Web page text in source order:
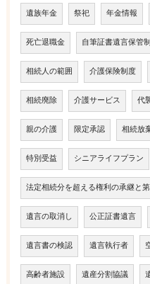
遺族年金 祭祀 年金情報
死亡退職金 自筆証書遺言保管
相続人の範囲 介護保険制度
相続廃除 介護サービス 代
親の介護 限定承認 相続放
特別受益 シニアライフプラン
法定相続分を超える権利の承継と
遺言の取消し 公正証書遺言
遺言書の検認 遺言執行者
高齢者施設 遺産分割協議